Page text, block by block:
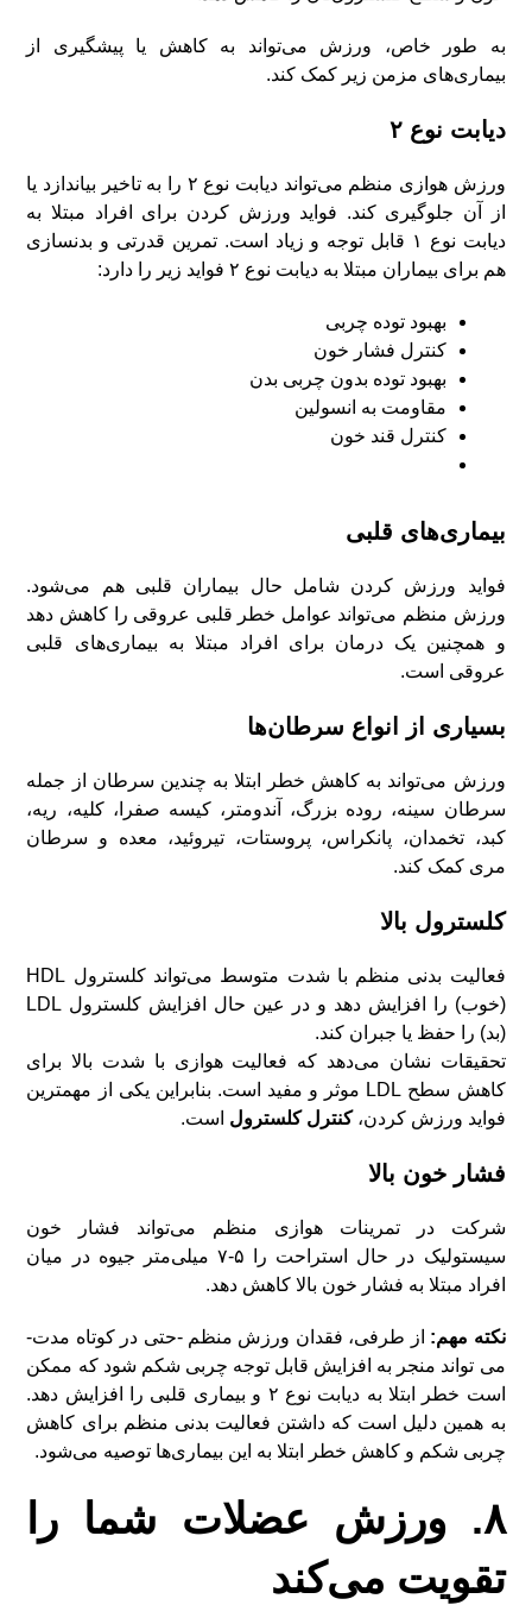
به طور خاص، ورزش می‌تواند به کاهش یا پیشگیری از
بیماری‌های مزمن زیر کمک کند.
دیابت نوع ۲
ورزش هوازی منظم می‌تواند دیابت نوع ۲ را به تاخیر بیاندازد یا
از آن جلوگیری کند. فواید ورزش کردن برای افراد مبتلا به
دیابت نوع ۱ قابل توجه و زیاد است. تمرین قدرتی و بدنسازی
هم برای بیماران مبتلا به دیابت نوع ۲ فواید زیر را دارد:
بهبود توده چربی
کنترل فشار خون
بهبود توده بدون چربی بدن
مقاومت به انسولین
کنترل قند خون
بیماری‌های قلبی
فواید ورزش کردن شامل حال بیماران قلبی هم می‌شود.
ورزش منظم می‌تواند عوامل خطر قلبی عروقی را کاهش دهد
و همچنین یک درمان برای افراد مبتلا به بیماری‌های قلبی
عروقی است.
بسیاری از انواع سرطان‌ها
ورزش می‌تواند به کاهش خطر ابتلا به چندین سرطان از جمله
سرطان سینه، روده بزرگ، آندومتر، کیسه صفرا، کلیه، ریه،
کبد، تخمدان، پانکراس، پروستات، تیروئید، معده و سرطان
مری کمک کند.
کلسترول بالا
فعالیت بدنی منظم با شدت متوسط ​​می‌تواند کلسترول HDL
(خوب) را افزایش دهد و در عین حال افزایش کلسترول LDL
(بد) را حفظ یا جبران کند.
تحقیقات نشان می‌دهد که فعالیت هوازی با شدت بالا برای
کاهش سطح LDL موثر و مفید است. بنابراین یکی از مهمترین
فواید ورزش کردن،کنترل کلسترول است.
فشار خون بالا
شرکت در تمرینات هوازی منظم می‌تواند فشار خون
سیستولیک در حال استراحت را ۵-۷ میلی‌متر جیوه در میان
افراد مبتلا به فشار خون بالا کاهش دهد.
نکته مهم: از طرفی، فقدان ورزش منظم -حتی در کوتاه مدت-
می تواند منجر به افزایش قابل توجه چربی شکم شود که ممکن
است خطر ابتلا به دیابت نوع ۲ و بیماری قلبی را افزایش دهد.
به همین دلیل است که داشتن فعالیت بدنی منظم برای کاهش
چربی شکم و کاهش خطر ابتلا به این بیماری‌ها توصیه می‌شود.
۸. ورزش عضلات شما را
تقویت می‌کند